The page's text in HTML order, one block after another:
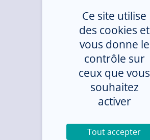
Ce site utilise
des cookies et
vous donne le
contrôle sur
ceux que vous
souhaitez
activer
Tout accepter